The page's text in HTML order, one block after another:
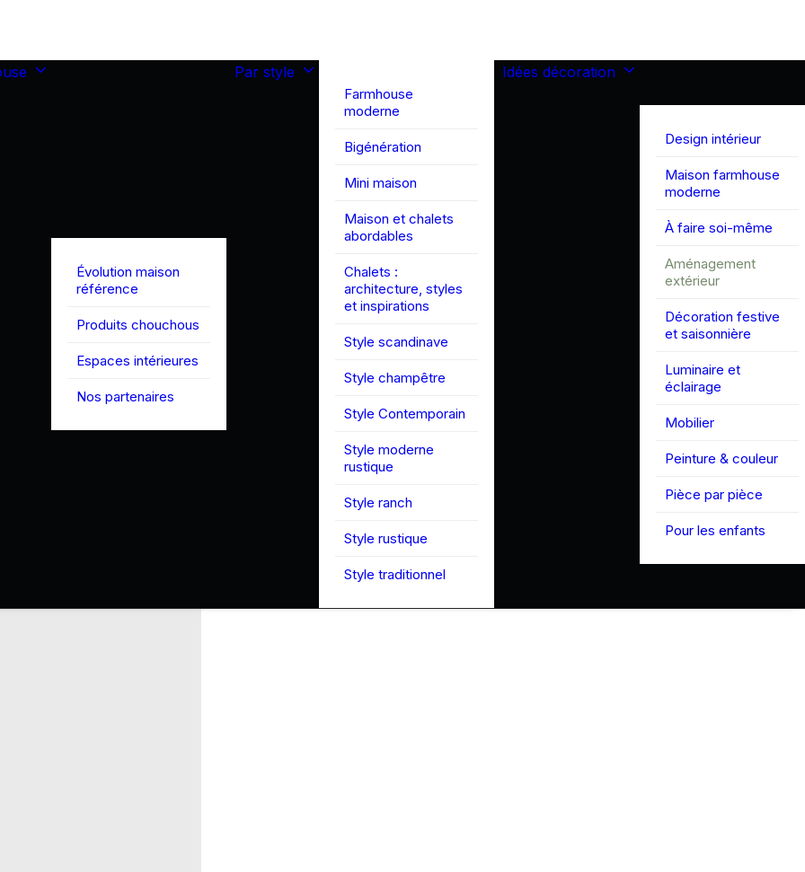
Évolution maison
référence
Produits chouchous
Espaces intérieures
Nos partenaires
Par style
Farmhouse
moderne
Bigénération
Mini maison
Maison et chalets
abordables
Chalets :
architecture, styles
et inspirations
Style scandinave
Style champêtre
Style Contemporain
Style moderne
rustique
Style ranch
Style rustique
Style traditionnel
Idées décoration
Design intérieur
Maison farmhouse
moderne
À faire soi-même
Aménagement
extérieur
Décoration festive
et saisonnière
Luminaire et
éclairage
Mobilier
Peinture & couleur
Pièce par pièce
Pour les enfants